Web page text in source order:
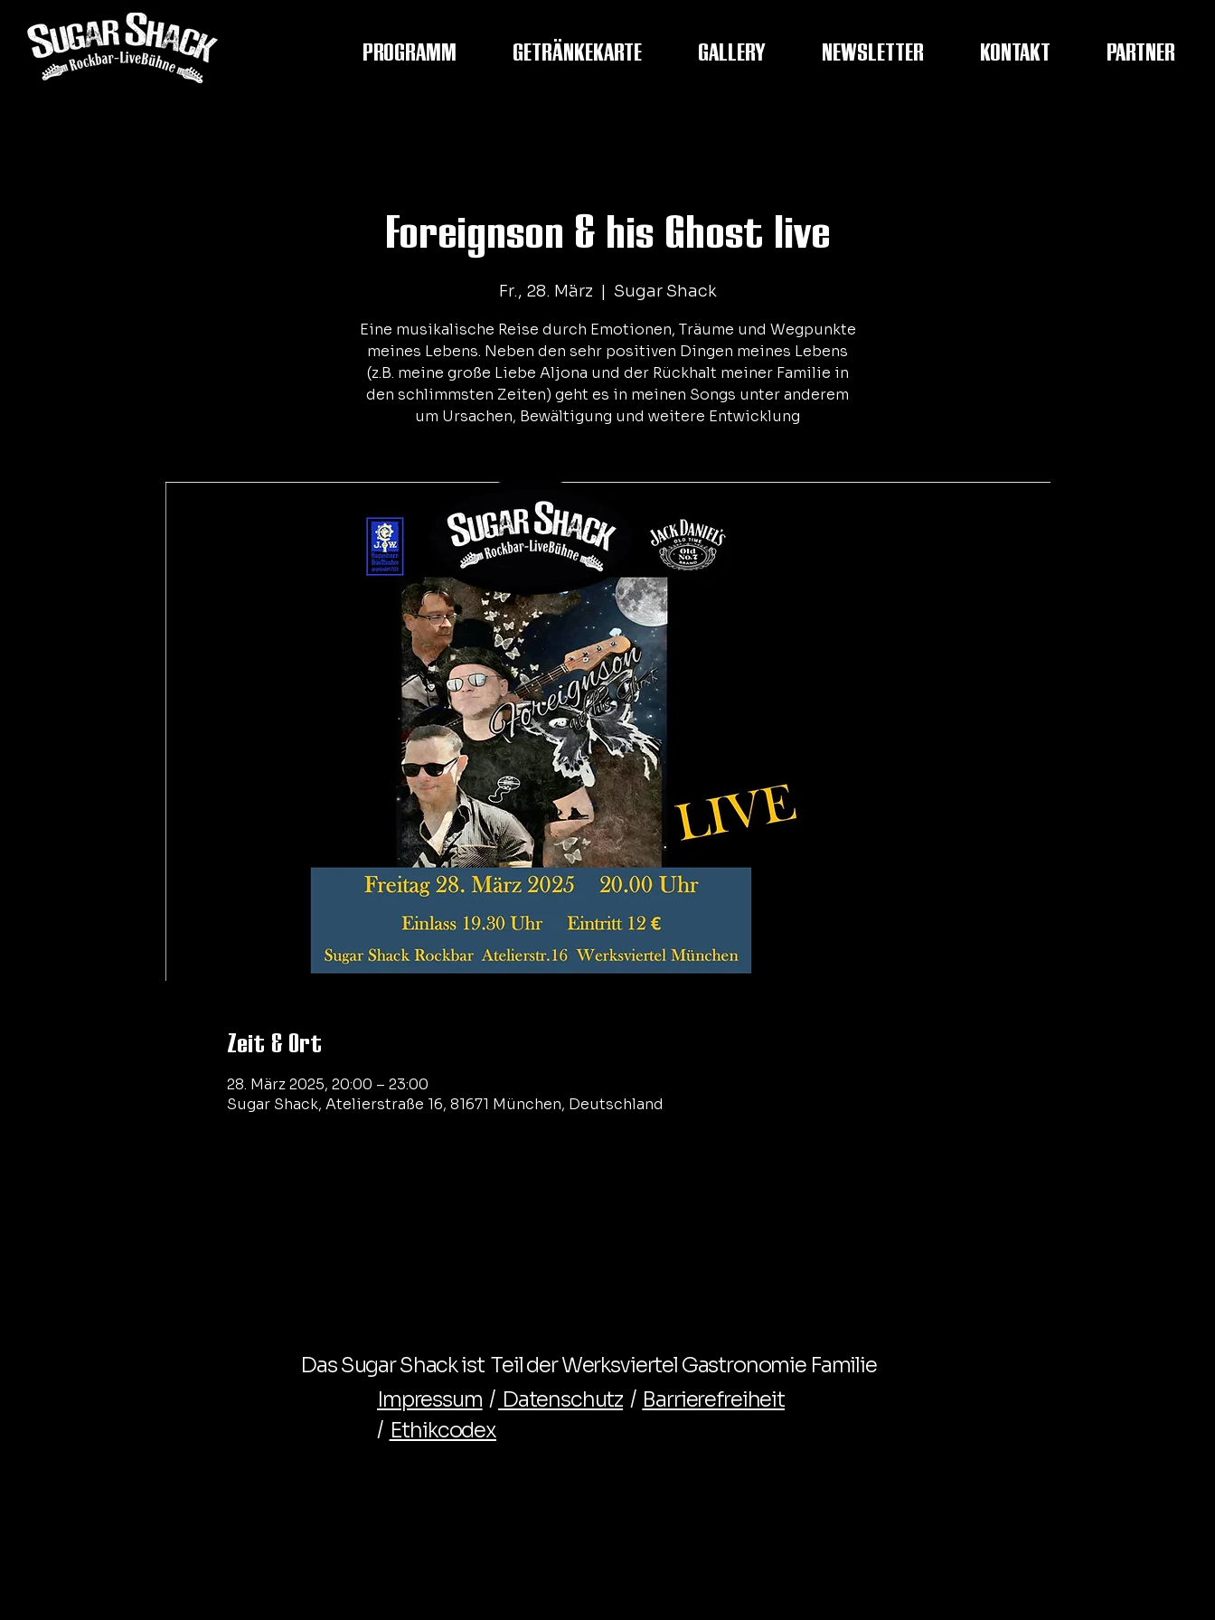
PROGRAMM GETRÄNKEKARTE GALLERY NEWSLETTER KONTAKT PARTNER
Foreignson & his Ghost live
Fr., 28. März
  |
Sugar Shack
Eine musikalische Reise durch Emotionen, Träume und Wegpunkte
meines Lebens. Neben den sehr positiven Dingen meines Lebens
(z.B. meine große Liebe Aljona und der Rückhalt meiner Familie in
den schlimmsten Zeiten) geht es in meinen Songs unter anderem
um Ursachen, Bewältigung und weitere Entwicklung
Zeit & Ort
28. März 2025, 20:00 – 23:00
Sugar Shack, Atelierstraße 16, 81671 München, Deutschland
Das Sugar Shack ist Teil der Werksviertel Gastronomie Familie
Impressum / Datenschutz / Barrierefreiheit
/ Ethikcodex